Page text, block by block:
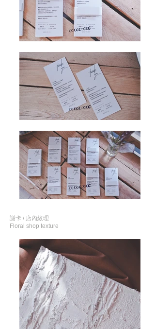
謝卡 / 店內紋理
Floral shop texture